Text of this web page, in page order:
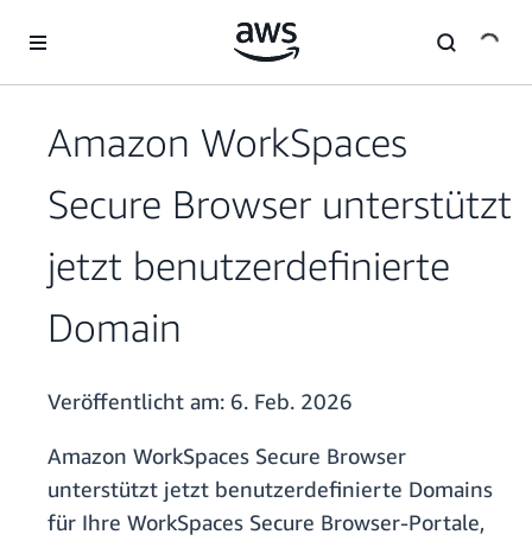
Überspringen zum Hauptinhalt
Amazon WorkSpaces
Secure Browser unterstützt
jetzt benutzerdefinierte
Domain
Veröffentlicht am: 6. Feb. 2026
Amazon WorkSpaces Secure Browser
unterstützt jetzt benutzerdefinierte Domains
für Ihre WorkSpaces Secure Browser-Portale,